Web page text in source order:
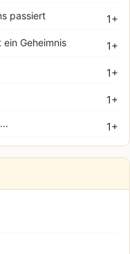
1+
passiert
1+
ein Geheimnis
1+
1+
1+